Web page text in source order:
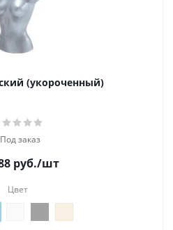
(укороченный)
Под заказ
руб./шт
Цвет